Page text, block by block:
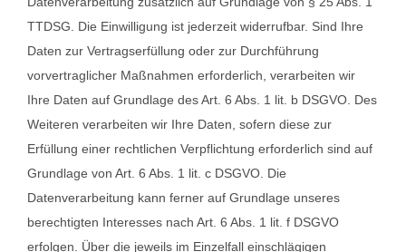
TTDSG. Die Einwilligung ist jederzeit widerrufbar. Sind Ihre
Daten zur Vertragserfüllung oder zur Durchführung
vorvertraglicher Maßnahmen erforderlich, verarbeiten wir
Ihre Daten auf Grundlage des Art. 6 Abs. 1 lit. b DSGVO. Des
Weiteren verarbeiten wir Ihre Daten, sofern diese zur
Erfüllung einer rechtlichen Verpflichtung erforderlich sind auf
Grundlage von Art. 6 Abs. 1 lit. c DSGVO. Die
Datenverarbeitung kann ferner auf Grundlage unseres
berechtigten Interesses nach Art. 6 Abs. 1 lit. f DSGVO
erfolgen. Über die jeweils im Einzelfall einschlägigen